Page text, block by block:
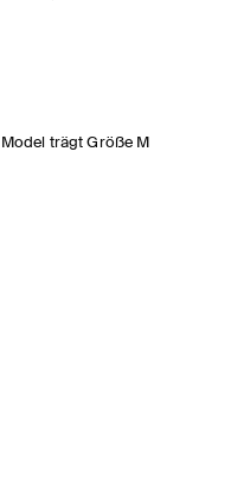
trägt Größe M